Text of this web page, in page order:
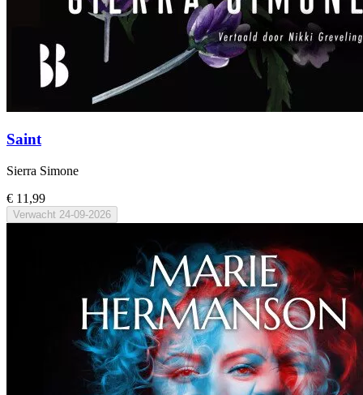
Saint
Sierra Simone
€ 11,99
Verwacht 24-09-2026